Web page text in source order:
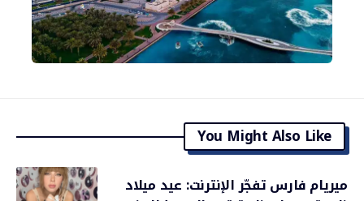
You Might Also Like
ميريام فارس تفجّر الإنترنت: عيد ميلاد